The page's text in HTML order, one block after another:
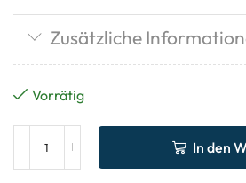
Zusätzliche
Vorrätig
In den